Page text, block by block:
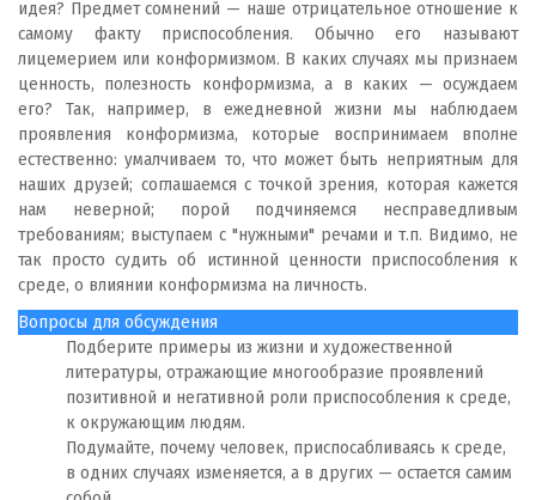
идея? Предмет сомнений — наше отрицательное отношение к
самому факту приспособления. Обычно его называют
лицемерием или конформизмом. В каких случаях мы признаем
ценность, полезность конформизма, а в каких — осуждаем
его? Так, например, в ежедневной жизни мы наблюдаем
проявления конформизма, которые воспринимаем вполне
естественно: умалчиваем то, что может быть неприятным для
наших друзей; соглашаемся с точкой зрения, которая кажется
нам неверной; порой подчиняемся несправедливым
требованиям; выступаем с "нужными" речами и т.п. Видимо, не
так просто судить об истинной ценности приспособления к
среде, о влиянии конформизма на личность.
Вопросы для обсуждения
Подберите примеры из жизни и художественной
литературы, отражающие многообразие проявлений
позитивной и негативной роли приспособления к среде,
к окружающим людям.
Подумайте, почему человек, приспосабливаясь к среде,
в одних случаях изменяется, а в других — остается самим